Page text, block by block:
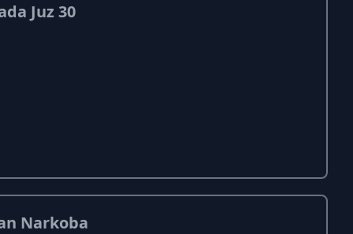
Juz 30
Narkoba